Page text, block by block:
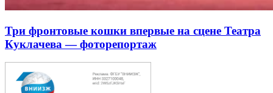
Три фронтовые кошки впервые на сцене Театра
Куклачева — фоторепортаж